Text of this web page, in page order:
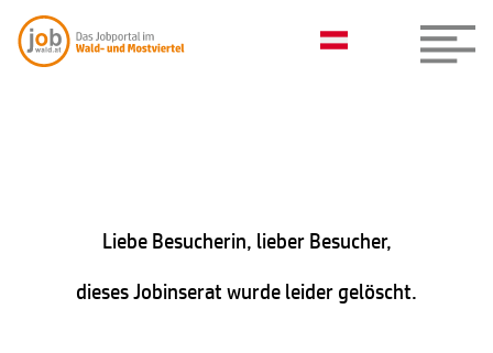
Liebe Besucherin, lieber Besucher,
dieses Jobinserat wurde leider gelöscht.